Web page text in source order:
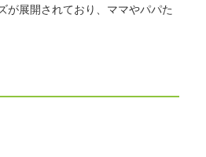
が展開されており、ママやパパた